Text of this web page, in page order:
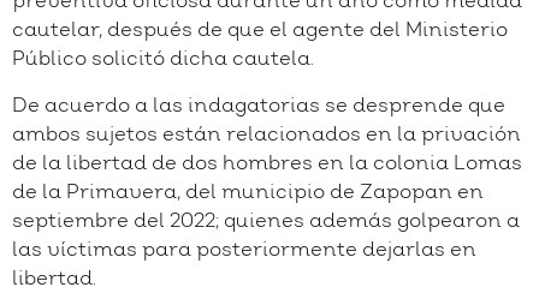
cautelar, después de que el agente del Ministerio
Público solicitó dicha cautela.
De acuerdo a las indagatorias se desprende que
ambos sujetos están relacionados en la privación
de la libertad de dos hombres en la colonia Lomas
de la Primavera, del municipio de Zapopan en
septiembre del 2022; quienes además golpearon a
las víctimas para posteriormente dejarlas en
libertad.